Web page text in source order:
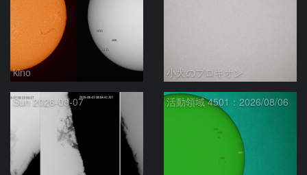
kino 小犬のプロキオン
Sun 2026-08-07 活動領域 4501：2026/08/06